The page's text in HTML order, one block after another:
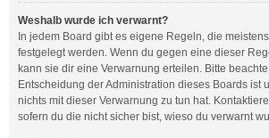
Weshalb wurde ich verwarnt?
In jedem Board gibt es eigene Regeln, die
festgelegt werden. Wenn du gegen eine dieser
kann sie dir eine Verwarnung erteilen. Bitte
Entscheidung der Administration dieses Boards ist
nichts mit dieser Verwarnung zu tun hat.
sofern du die nicht sicher bist, wieso du verwarnt